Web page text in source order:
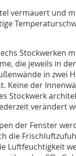
vermauert und
Stockwerken
die jeweils in
in zwei
Keine der
Stockwerk
verändert
der Fenster
die
Luftfeuchtigkeit